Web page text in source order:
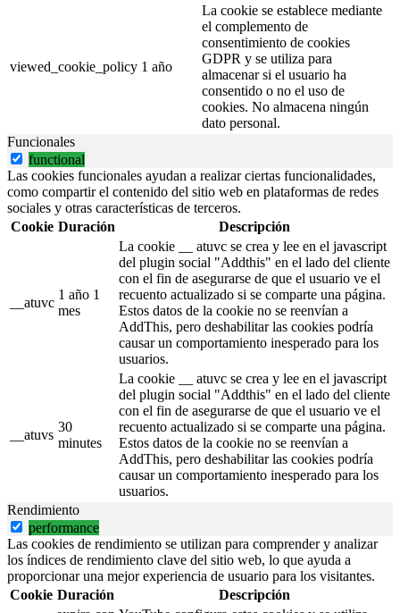
viewed_cookie_policy 1 año
La cookie se establece mediante
el complemento de
consentimiento de cookies
GDPR y se utiliza para
almacenar si el usuario ha
consentido o no el uso de
cookies. No almacena ningún
dato personal.
Funcionales
functional
Las cookies funcionales ayudan a realizar ciertas funcionalidades,
como compartir el contenido del sitio web en plataformas de redes
sociales y otras características de terceros.
Cookie Duración Descripción
__atuvc
1 año 1
mes
La cookie __ atuvc se crea y lee en el javascript
del plugin social "Addthis" en el lado del cliente
con el fin de asegurarse de que el usuario ve el
recuento actualizado si se comparte una página.
Estos datos de la cookie no se reenvían a
AddThis, pero deshabilitar las cookies podría
causar un comportamiento inesperado para los
usuarios.
__atuvs
30
minutes
La cookie __ atuvc se crea y lee en el javascript
del plugin social "Addthis" en el lado del cliente
con el fin de asegurarse de que el usuario ve el
recuento actualizado si se comparte una página.
Estos datos de la cookie no se reenvían a
AddThis, pero deshabilitar las cookies podría
causar un comportamiento inesperado para los
usuarios.
Rendimiento
performance
Las cookies de rendimiento se utilizan para comprender y analizar
los índices de rendimiento clave del sitio web, lo que ayuda a
proporcionar una mejor experiencia de usuario para los visitantes.
Cookie Duración
Descripción